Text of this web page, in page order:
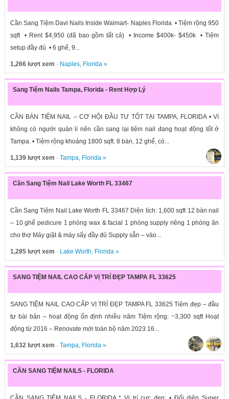
Cần Sang Tiệm Davi Nails Inside Walmart- Naples Florida • Tiệm rộng 950
sqft • Rent $4,950 (đã bao gồm tất cả) • Income $400k- $450k • Tiệm
setup đầy đủ • 6 ghế, 9...
1,266 lượt xem · Naples, Florida»
Sang Tiệm Nails Tampa, Florida - Rent Hợp Lý
CẦN BÁN TIỆM NAIL – CƠ HỘI ĐẦU TƯ TỐT TẠI TAMPA, FLORIDA • Vì
không có người quản lí nên cần sang lại tiệm nail đang hoạt động tốt ở
Tampa. • Tiệm rộng khoảng 1800 sqft. 8 bàn, 12 ghế, có...
1,139 lượt xem · Tampa, Florida»
Cần Sang Tiệm Nail Lake Worth FL 33467
Cần Sang Tiệm Nail Lake Worth FL 33467 Diện tích: 1,600 sqft 12 bàn nail
– 10 ghế pedicure 1 phòng wax & facial 1 phòng supply riêng 1 phòng ăn
cho thợ Máy giặt & máy sấy đầy đủ Supply sẵn – vào...
1,285 lượt xem · Lake Worth, Florida»
SANG TIỆM NAIL CAO CẤP VỊ TRÍ ĐẸP TAMPA FL 33625
SANG TIỆM NAIL CAO CẤP VỊ TRÍ ĐẸP TAMPA FL 33625 Tiệm đẹp – đầu
tư bài bản – hoạt động ổn định nhiều năm Tiệm rộng: ~3,300 sqft Hoạt
động từ 2016 – Renovate mới toàn bộ năm 2023 16...
1,632 lượt xem · Tampa, Florida»
CẦN SANG TIỆM NAILS - FLORIDA